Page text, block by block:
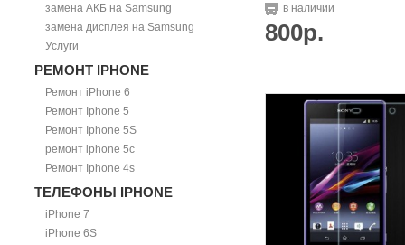
замена АКБ на Samsung
замена дисплея на Samsung
Услуги
РЕМОНТ IPHONE
Ремонт iPhone 6
Ремонт Iphone 5
Ремонт Iphone 5S
ремонт iphone 5c
Ремонт Iphone 4s
ТЕЛЕФОНЫ IPHONE
iPhone 7
iPhone 6S
в наличии
800р.